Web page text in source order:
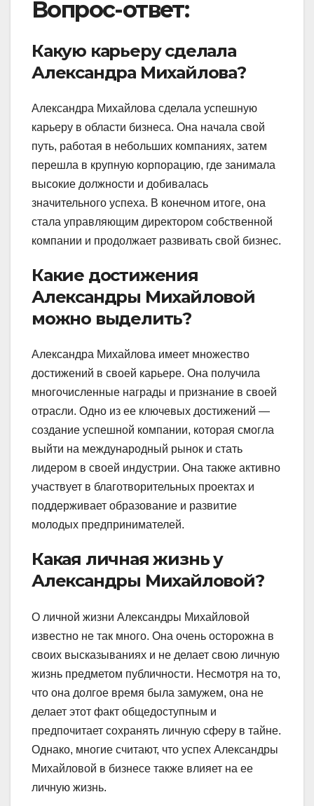
Вопрос-ответ:
Какую карьеру сделала
Александра Михайлова?
Александра Михайлова сделала успешную
карьеру в области бизнеса. Она начала свой
путь, работая в небольших компаниях, затем
перешла в крупную корпорацию, где занимала
высокие должности и добивалась
значительного успеха. В конечном итоге, она
стала управляющим директором собственной
компании и продолжает развивать свой бизнес.
Какие достижения
Александры Михайловой
можно выделить?
Александра Михайлова имеет множество
достижений в своей карьере. Она получила
многочисленные награды и признание в своей
отрасли. Одно из ее ключевых достижений —
создание успешной компании, которая смогла
выйти на международный рынок и стать
лидером в своей индустрии. Она также активно
участвует в благотворительных проектах и
поддерживает образование и развитие
молодых предпринимателей.
Какая личная жизнь у
Александры Михайловой?
О личной жизни Александры Михайловой
известно не так много. Она очень осторожна в
своих высказываниях и не делает свою личную
жизнь предметом публичности. Несмотря на то,
что она долгое время была замужем, она не
делает этот факт общедоступным и
предпочитает сохранять личную сферу в тайне.
Однако, многие считают, что успех Александры
Михайловой в бизнесе также влияет на ее
личную жизнь.